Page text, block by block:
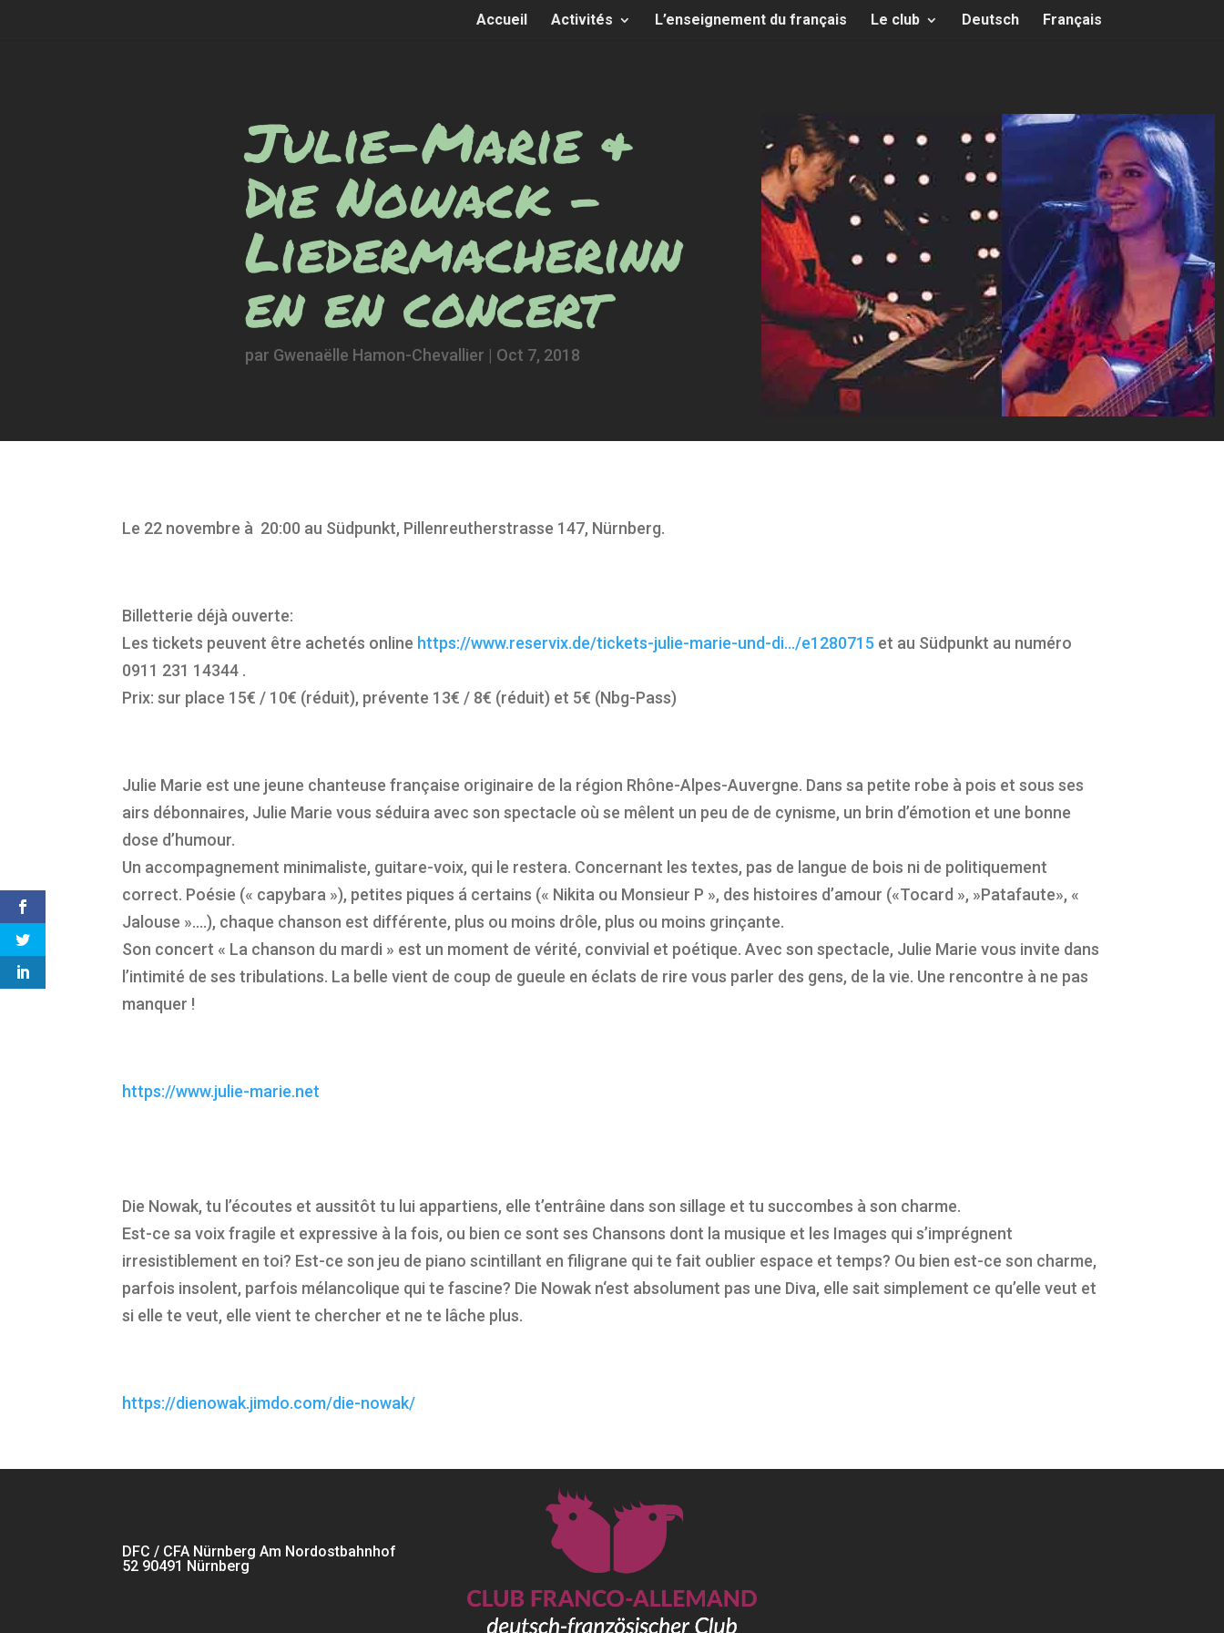
Accueil Activités L’enseignement du français Le club Deutsch Français
Julie-Marie &
Die Nowack –
Liedermacherinn
en en concert
par Gwenaëlle Hamon-Chevallier | Oct 7, 2018
Le 22 novembre à 20:00 au Südpunkt, Pillenreutherstrasse 147, Nürnberg.
Billetterie déjà ouverte:
Les tickets peuvent être achetés online https://www.reservix.de/tickets-julie-marie-und-di…/e1280715 et au Südpunkt au numéro
0911 231 14344 .
Prix: sur place 15€ / 10€ (réduit), prévente 13€ / 8€ (réduit) et 5€ (Nbg-Pass)
Julie Marie est une jeune chanteuse française originaire de la région Rhône-Alpes-Auvergne. Dans sa petite robe à pois et sous ses
airs débonnaires, Julie Marie vous séduira avec son spectacle où se mêlent un peu de de cynisme, un brin d’émotion et une bonne
dose d’humour.
Un accompagnement minimaliste, guitare-voix, qui le restera. Concernant les textes, pas de langue de bois ni de politiquement
correct. Poésie (« capybara »), petites piques á certains (« Nikita ou Monsieur P », des histoires d’amour («Tocard », »Patafaute», «
Jalouse »….), chaque chanson est différente, plus ou moins drôle, plus ou moins grinçante.
Son concert « La chanson du mardi » est un moment de vérité, convivial et poétique. Avec son spectacle, Julie Marie vous invite dans
l’intimité de ses tribulations. La belle vient de coup de gueule en éclats de rire vous parler des gens, de la vie. Une rencontre à ne pas
manquer !
https://www.julie-marie.net
Die Nowak, tu l’écoutes et aussitôt tu lui appartiens, elle t’entrâine dans son sillage et tu succombes à son charme.
Est-ce sa voix fragile et expressive à la fois, ou bien ce sont ses Chansons dont la musique et les Images qui s’imprégnent
irresistiblement en toi? Est-ce son jeu de piano scintillant en filigrane qui te fait oublier espace et temps? Ou bien est-ce son charme,
parfois insolent, parfois mélancolique qui te fascine? Die Nowak n‘est absolument pas une Diva, elle sait simplement ce qu’elle veut et
si elle te veut, elle vient te chercher et ne te lâche plus.
https://dienowak.jimdo.com/die-nowak/
DFC / CFA Nürnberg Am Nordostbahnhof
52 90491 Nürnberg